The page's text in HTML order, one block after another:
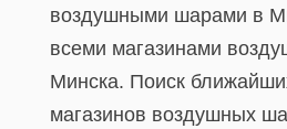
воздушными шарами в
всеми магазинами
Минска. Поиск
магазинов воздушных